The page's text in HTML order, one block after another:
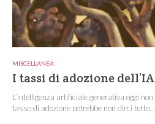
MISCELLANEA
I tassi di adozione dell’IA
L’intelligenza artificiale generativa oggi
tasso di adozione potrebbe non dirci tutto...